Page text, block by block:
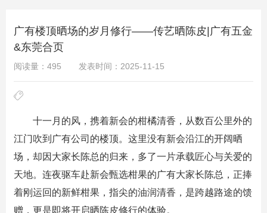
广有楼顶晒场的岁月修行——传艺晒陈皮|广有五金
&东莞合页
阅读量：495 发表时间：2025-11-15
十一月的风，携着新会的柑橘清香，从数百公里外的
江门吹到广有公司的楼顶。这里没有新会沿江的开阔晒
场，却因大家长陈总的归来，多了一片承载匠心与关爱的
天地。连夜驱车赴新会甄选柑果的广有大家长陈总，正捧
着刚运回的新鲜柑果，指尖的油润清香，是跨越路途的馈
赠，更是即将开启晒陈皮修行的体验。